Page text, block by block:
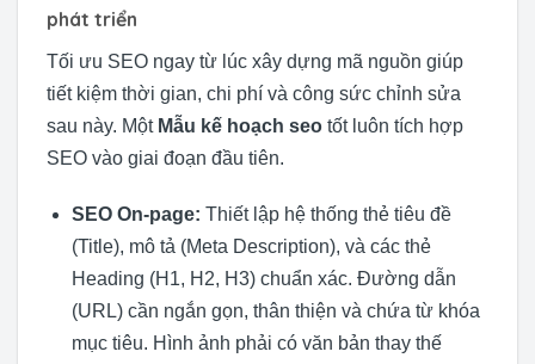
phát triển
Tối ưu SEO ngay từ lúc xây dựng mã nguồn giúp
tiết kiệm thời gian, chi phí và công sức chỉnh sửa
sau này. Một Mẫu kế hoạch seo tốt luôn tích hợp
SEO vào giai đoạn đầu tiên.
SEO On-page: Thiết lập hệ thống thẻ tiêu đề
(Title), mô tả (Meta Description), và các thẻ
Heading (H1, H2, H3) chuẩn xác. Đường dẫn
(URL) cần ngắn gọn, thân thiện và chứa từ khóa
mục tiêu. Hình ảnh phải có văn bản thay thế